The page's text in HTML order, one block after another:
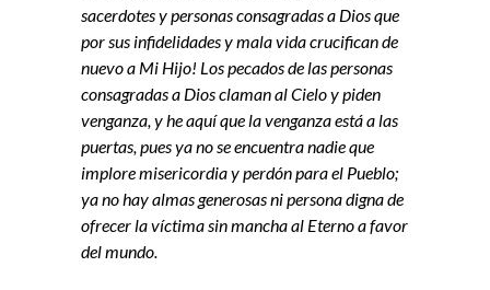
sacerdotes y personas consagradas a Dios que
por sus infidelidades y mala vida crucifican de
nuevo a Mi Hijo! Los pecados de las personas
consagradas a Dios claman al Cielo y piden
venganza, y he aquí que la venganza está a las
puertas, pues ya no se encuentra nadie que
implore misericordia y perdón para el Pueblo;
ya no hay almas generosas ni persona digna de
ofrecer la víctima sin mancha al Eterno a favor
del mundo.